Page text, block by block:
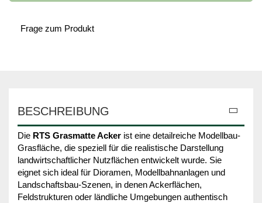
Frage zum Produkt
BESCHREIBUNG
Die RTS Grasmatte Acker ist eine detailreiche Modellbau-
Grasfläche, die speziell für die realistische Darstellung
landwirtschaftlicher Nutzflächen entwickelt wurde. Sie
eignet sich ideal für Dioramen, Modellbahnanlagen und
Landschaftsbau-Szenen, in denen Ackerflächen,
Feldstrukturen oder ländliche Umgebungen authentisch